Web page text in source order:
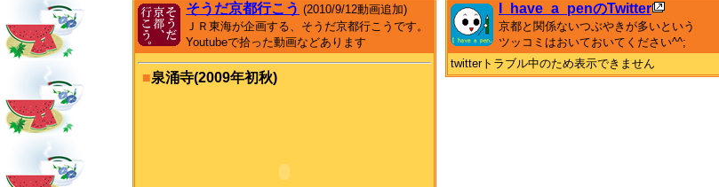
そうだ京都行こう (2010/9/12動画追加)
ＪＲ東海が企画する、そうだ京都行こうです。
Youtubeで拾った動画などあります
■泉涌寺(2009年初秋)
I_have_a_penのTwitter
京都と関係ないつぶやきが多いという
ツッコミはおいておいてください^^;
twitterトラブル中のため表示できません